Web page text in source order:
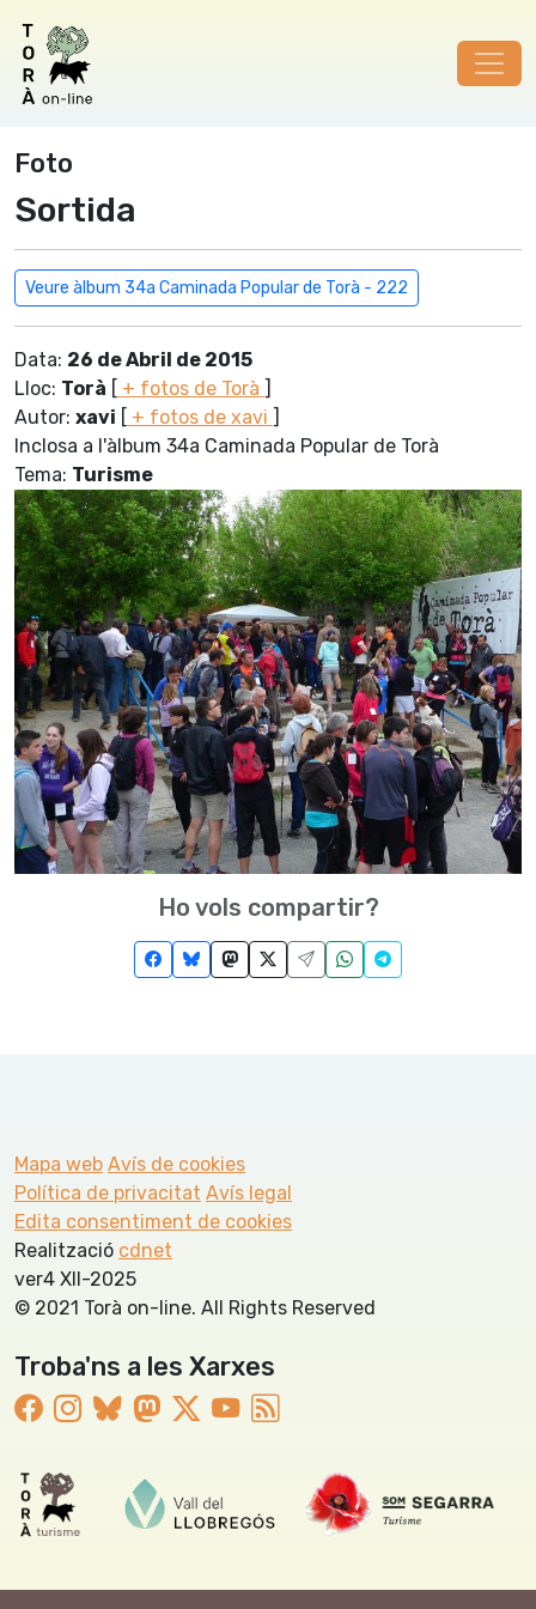
Foto
Sortida
Veure àlbum 34a Caminada Popular de Torà - 222
Data: 26 de Abril de 2015
Lloc: Torà [ + fotos de Torà ]
Autor: xavi [ + fotos de xavi ]
Inclosa a l'àlbum 34a Caminada Popular de Torà
Tema: Turisme
Ho vols compartir?
Mapa web Avís de cookies
Política de privacitat Avís legal
Edita consentiment de cookies
Realització cdnet
ver4 XII-2025
© 2021 Torà on-line. All Rights Reserved
Troba'ns a les Xarxes